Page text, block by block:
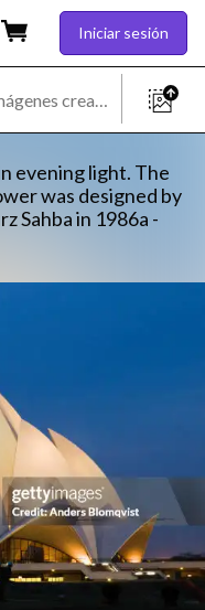
Iniciar sesión
evening light. The
was designed by
Sahba in 1986a -